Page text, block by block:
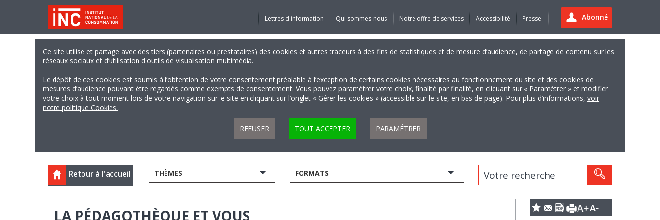
Abonné
Lettres d'information Qui sommes-nous Notre offre de services Accessibilité Presse
Ce site utilise et partage avec des tiers (partenaires ou prestataires) des cookies et autres traceurs à des fins de statistiques et de mesure d’audience, de partage de contenu sur les
réseaux sociaux et d’utilisation d'outils de visualisation multimédia.
Le dépôt de ces cookies est soumis à l’obtention de votre consentement préalable à l’exception de certains cookies nécessaires au fonctionnement du site et des cookies de
mesures d’audience pouvant être regardés comme exempts de consentement. Vous pouvez paramétrer votre choix, finalité par finalité, en cliquant sur « Paramétrer » et modifier
votre choix à tout moment lors de votre navigation sur le site en cliquant sur l’onglet « Gérer les cookies » (accessible sur le site, en bas de page). Pour plus d’informations, voir
notre politique Cookies .
REFUSER TOUT ACCEPTER PARAMÉTRER
Retour à l'accueil THÈMES FORMATS Votre recherche
LA PÉDAGOTHÈQUE ET VOUS